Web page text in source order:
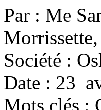
Par : Me
Société :
Date : 23
Mots clés :